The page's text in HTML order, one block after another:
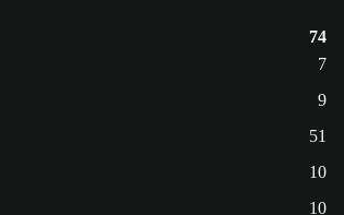
74
7
9
51
10
10